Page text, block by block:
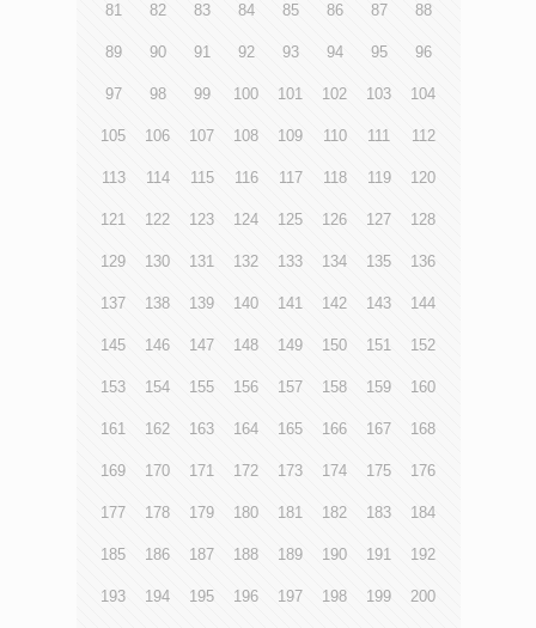
81 82 83 84 85 86 87 88
89 90 91 92 93 94 95 96
97 98 99 100 101 102 103 104
105 106 107 108 109 110 111 112
113 114 115 116 117 118 119 120
121 122 123 124 125 126 127 128
129 130 131 132 133 134 135 136
137 138 139 140 141 142 143 144
145 146 147 148 149 150 151 152
153 154 155 156 157 158 159 160
161 162 163 164 165 166 167 168
169 170 171 172 173 174 175 176
177 178 179 180 181 182 183 184
185 186 187 188 189 190 191 192
193 194 195 196 197 198 199 200